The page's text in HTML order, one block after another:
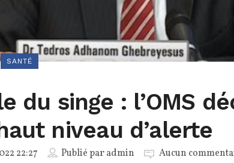
SANTÉ
du singe : l’OMS
niveau d’alerte
22:27 Publié paradmin Aucun